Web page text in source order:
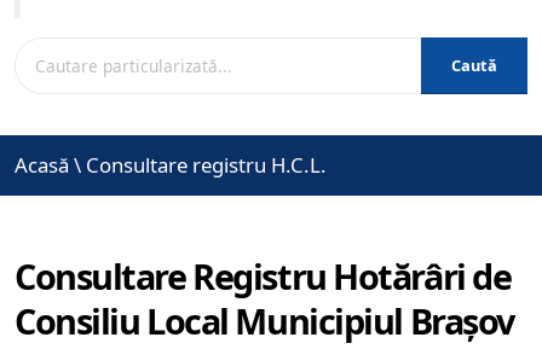
Caută
Acasă \ Consultare registru H.C.L.
Consultare Registru Hotărâri de
Consiliu Local Municipiul Brașov